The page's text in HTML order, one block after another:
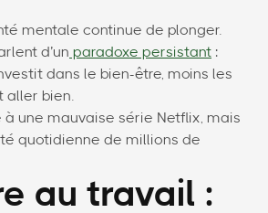
mentale continue de plonger.
d’un paradoxe persistant :
dans le bien-être, moins les
aller bien.
à une mauvaise série Netflix, mais
quotidienne de millions de
au travail :